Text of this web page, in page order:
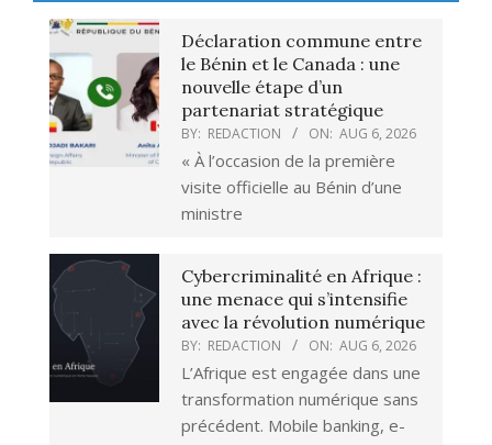
Déclaration commune entre
le Bénin et le Canada : une
nouvelle étape d’un
partenariat stratégique
BY: REDACTION ON: AUG 6, 2026
« À l’occasion de la première
visite officielle au Bénin d’une
ministre
Cybercriminalité en Afrique :
une menace qui s’intensifie
avec la révolution numérique
BY: REDACTION ON: AUG 6, 2026
L’Afrique est engagée dans une
transformation numérique sans
précédent. Mobile banking, e-